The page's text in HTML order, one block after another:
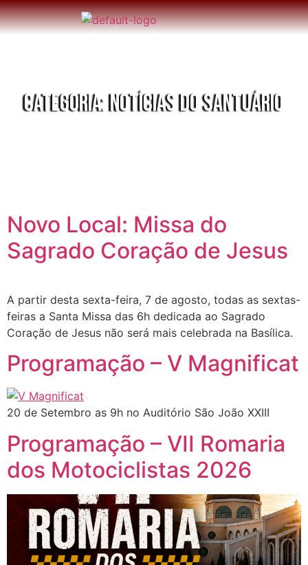
CATEGORIA:NOTÍCIAS DO SANTUÁRIO
Novo Local: Missa do
Sagrado Coração de Jesus
A partir desta sexta-feira, 7 de agosto, todas as sextas-
feiras a Santa Missa das 6h dedicada ao Sagrado
Coração de Jesus não será mais celebrada na Basílica.
Programação – V Magnificat
20 de Setembro as 9h no Auditório São João XXIII
Programação – VII Romaria
dos Motociclistas 2026